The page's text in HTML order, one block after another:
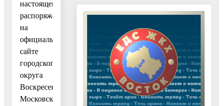
настоящего
распоряжения
на
официальном
сайте
городского
округа
Воскресенск
Московской